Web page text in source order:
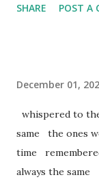
SHARE POST A
December 01,
whispered to
same the ones
time
always the same